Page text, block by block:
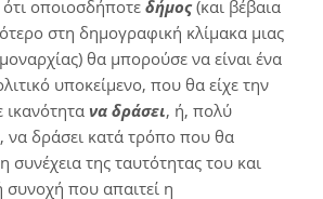
οποιοσδήποτε δήμος(και βέβαια
στη δημογραφική κλίμακα μιας
θα μπορούσε να είναι ένα
υποκείμενο, που θα είχε την
να δράσει, ή, πολύ
να δράσει κατά τρόπο που θα
συνέχεια της ταυτότητας του και
συνοχή που απαιτεί η